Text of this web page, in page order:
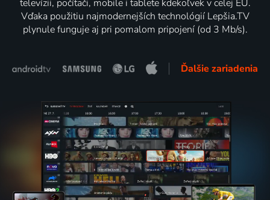
televízii, počítači, mobile i tablete kdekoľvek v celej EÚ.
Vďaka použitiu najmodernejších technológií Lepšia.TV
plynule funguje aj pri pomalom pripojení (od 3 Mb/s).
Ďalšie zariadenia